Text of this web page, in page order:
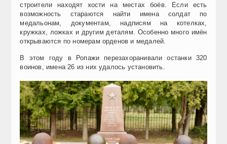
строители находят кости на местах боёв. Если есть
возможность стараются найти имена солдат по
медальонам, документам, надписям на котелках,
кружках, ложках и другим деталям. Особенно много имён
открываются по номерам орденов и медалей.
В этом году в Ропажи перезахоранивали останки 320
воинов, имена 26 из них удалось установить.